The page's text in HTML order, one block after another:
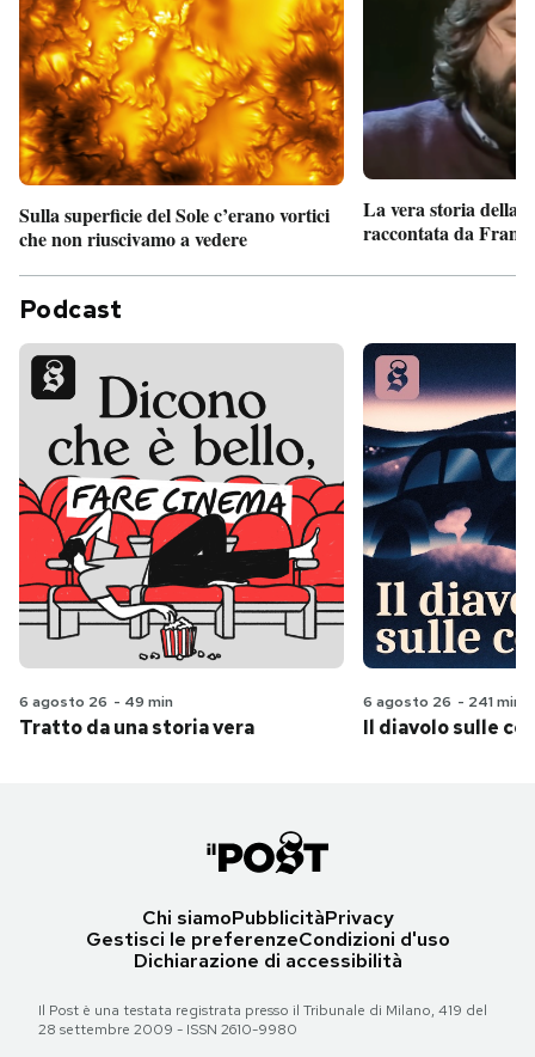
Sulla superficie del Sole c’erano vortici
che non riuscivamo a vedere
La vera storia della
raccontata da
Podcast
6 agosto 26 - 49 min
Tratto da una storia vera
6 agosto 26 - 241 min
Il diavolo sulle
Chi siamoPubblicitàPrivacy
Gestisci le preferenzeCondizioni d'uso
Dichiarazione di accessibilità
Il Post è una testata registrata presso il Tribunale di Milano, 419 del
28 settembre 2009 - ISSN 2610-9980